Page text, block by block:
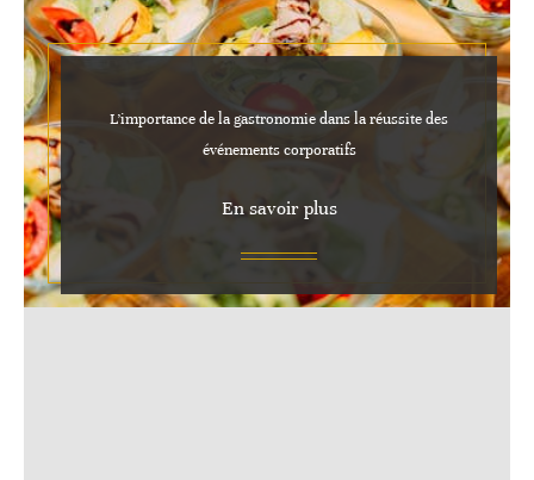
L’importance de la gastronomie dans la réussite des
événements corporatifs
En savoir plus